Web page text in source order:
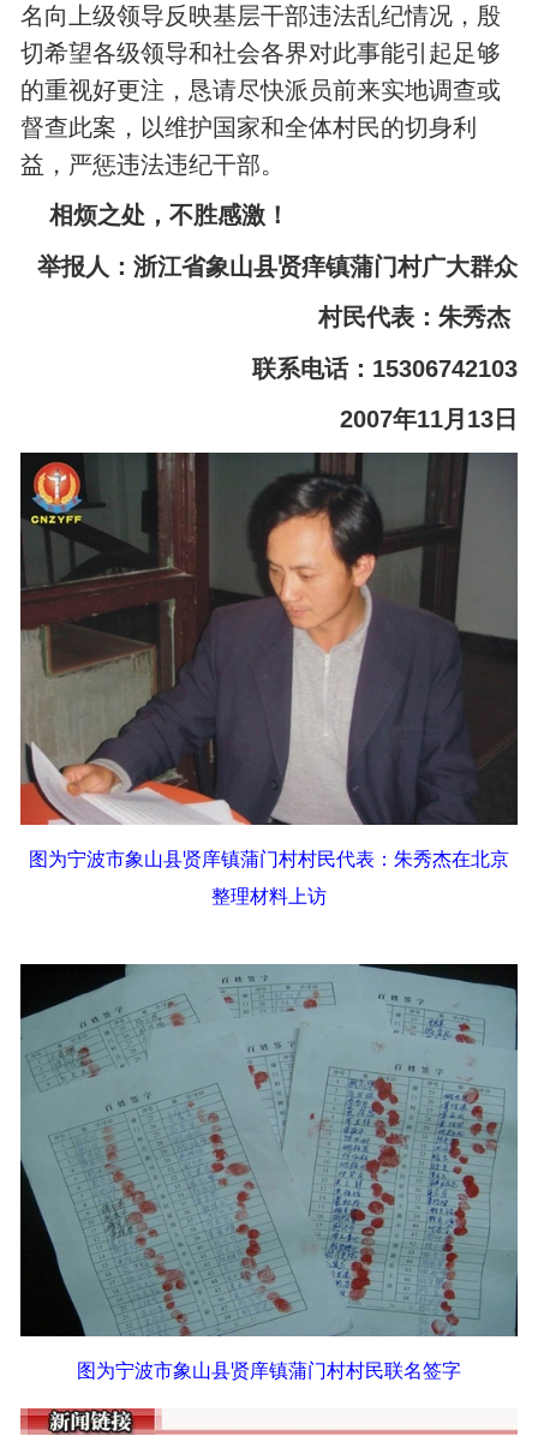
名向上级领导反映基层干部违法乱纪情况，殷
切希望各级领导和社会各界对此事能引起足够
的重视好更注，恳请尽快派员前来实地调查或
督查此案，以维护国家和全体村民的切身利
益，严惩违法违纪干部。
相烦之处，不胜感激！
举报人：浙江省象山县贤痒镇蒲门村广大群众
村民代表：朱秀杰
联系电话：15306742103
2007年11月13日
图为宁波市象山县贤庠镇蒲门村村民代表：朱秀杰在北京
整理材料上访
图为宁波市象山县贤庠镇蒲门村村民联名签字